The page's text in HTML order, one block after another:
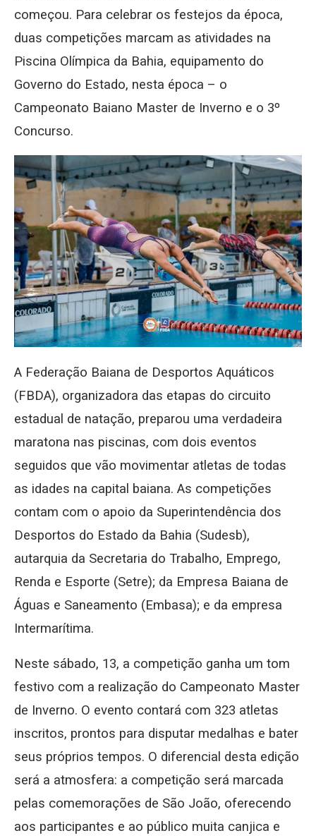
começou. Para celebrar os festejos da época,
duas competições marcam as atividades na
Piscina Olímpica da Bahia, equipamento do
Governo do Estado, nesta época – o
Campeonato Baiano Master de Inverno e o 3º
Concurso.
A Federação Baiana de Desportos Aquáticos
(FBDA), organizadora das etapas do circuito
estadual de natação, preparou uma verdadeira
maratona nas piscinas, com dois eventos
seguidos que vão movimentar atletas de todas
as idades na capital baiana. As competições
contam com o apoio da Superintendência dos
Desportos do Estado da Bahia (Sudesb),
autarquia da Secretaria do Trabalho, Emprego,
Renda e Esporte (Setre); da Empresa Baiana de
Águas e Saneamento (Embasa); e da empresa
Intermarítima.
Neste sábado, 13, a competição ganha um tom
festivo com a realização do Campeonato Master
de Inverno. O evento contará com 323 atletas
inscritos, prontos para disputar medalhas e bater
seus próprios tempos. O diferencial desta edição
será a atmosfera: a competição será marcada
pelas comemorações de São João, oferecendo
aos participantes e ao público muita canjica e